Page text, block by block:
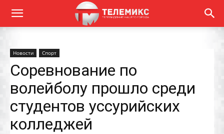
Новости Спорт
Соревнование по
волейболу прошло среди
студентов уссурийских
колледжей